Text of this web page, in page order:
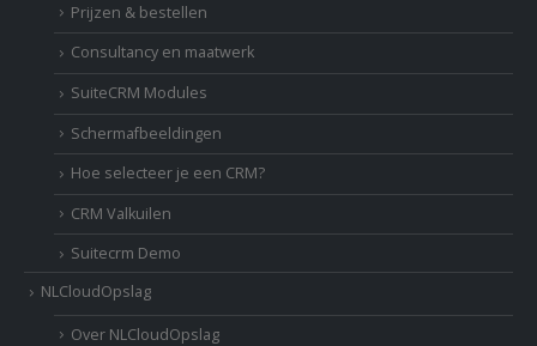
Prijzen & bestellen
Consultancy en maatwerk
SuiteCRM Modules
Schermafbeeldingen
Hoe selecteer je een CRM?
CRM Valkuilen
Suitecrm Demo
NLCloudOpslag
Over NLCloudOpslag